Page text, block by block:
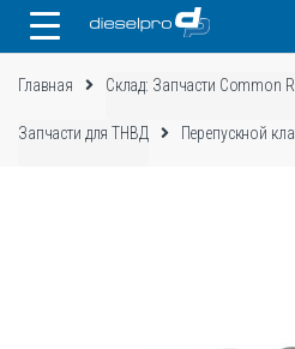
Главная Склад: Запчасти Common
Запчасти для ТНВД Перепускной